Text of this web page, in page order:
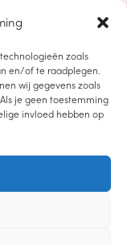
zoals
en/of te raadplegen.
wij gegevens zoals
je geen toestemming
invloed hebben op